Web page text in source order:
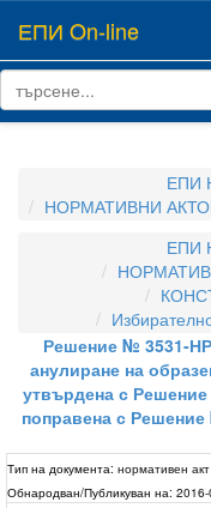
ЕПИ On-line
ЕПИ
НОРМАТИВНИ
ЕПИ
Решение № 3531-НР
анулиране на
утвърдена с
поправена с
Тип на документа: нормативен акт
Обнародван/Публикуван на: